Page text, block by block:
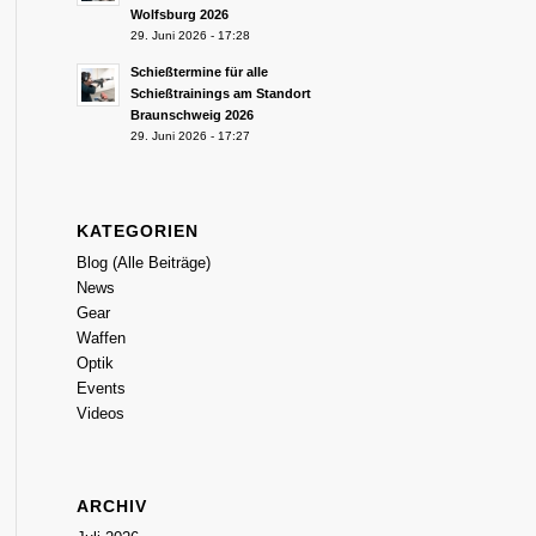
Wolfsburg 2026
29. Juni 2026 - 17:28
Schießtermine für alle
Schießtrainings am Standort
Braunschweig 2026
29. Juni 2026 - 17:27
KATEGORIEN
Blog (Alle Beiträge)
News
Gear
Waffen
Optik
Events
Videos
ARCHIV